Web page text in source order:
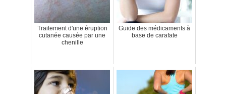
Traitement d'une éruption
cutanée causée par une
chenille
Guide des médicaments à
base de carafate